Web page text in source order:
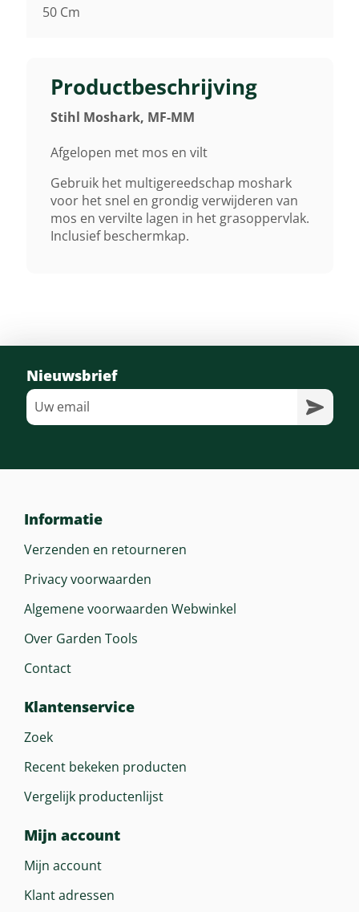
Productbeschrijving
Stihl Moshark, MF-MM
Afgelopen met mos en vilt
Gebruik het multigereedschap moshark
voor het snel en grondig verwijderen van
mos en vervilte lagen in het grasoppervlak.
Inclusief beschermkap.
50 Cm
Nieuwsbrief
Informatie
Verzenden en retourneren
Privacy voorwaarden
Algemene voorwaarden Webwinkel
Over Garden Tools
Contact
Klantenservice
Zoek
Recent bekeken producten
Vergelijk productenlijst
Mijn account
Mijn account
Klant adressen